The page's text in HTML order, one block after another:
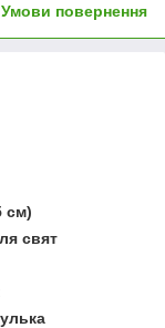
Умови повернення
см)
свят